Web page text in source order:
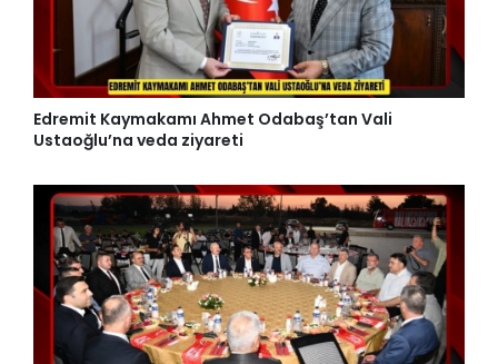
Edremit Kaymakamı Ahmet Odabaş’tan Vali
Ustaoğlu’na veda ziyareti